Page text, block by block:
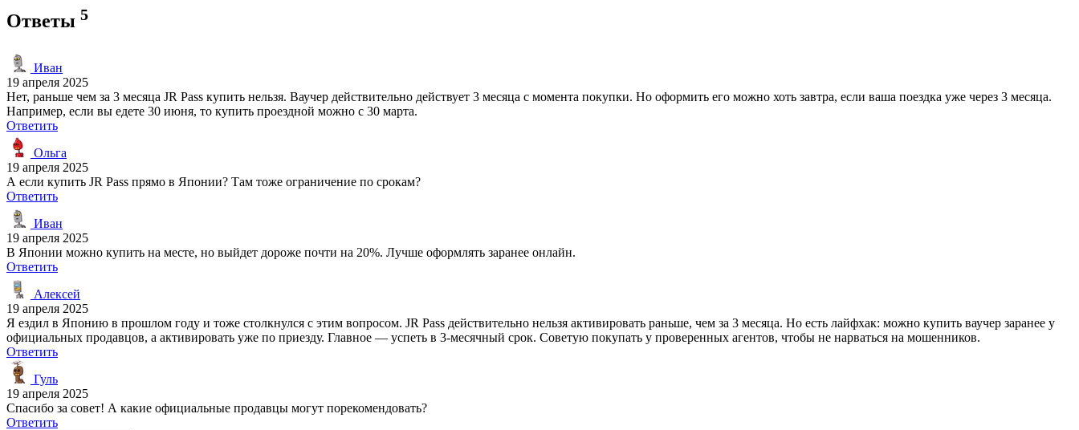
Ответы 5
Иван
19 апреля 2025
Нет, раньше чем за 3 месяца JR Pass купить нельзя. Ваучер действительно действует 3 месяца с момента покупки. Но оформить его можно хоть завтра, если ваша поездка уже через 3 месяца.
Например, если вы едете 30 июня, то купить проездной можно с 30 марта.
Ответить
Ольга
19 апреля 2025
А если купить JR Pass прямо в Японии? Там тоже ограничение по срокам?
Ответить
Иван
19 апреля 2025
В Японии можно купить на месте, но выйдет дороже почти на 20%. Лучше оформлять заранее онлайн.
Ответить
Алексей
19 апреля 2025
Я ездил в Японию в прошлом году и тоже столкнулся с этим вопросом. JR Pass действительно нельзя активировать раньше, чем за 3 месяца. Но есть лайфхак: можно купить ваучер заранее у
официальных продавцов, а активировать уже по приезду. Главное — успеть в 3-месячный срок. Советую покупать у проверенных агентов, чтобы не нарваться на мошенников.
Ответить
Гуль
19 апреля 2025
Спасибо за совет! А какие официальные продавцы могут порекомендовать?
Ответить